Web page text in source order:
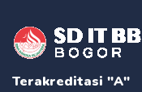
Terakreditasi "A"